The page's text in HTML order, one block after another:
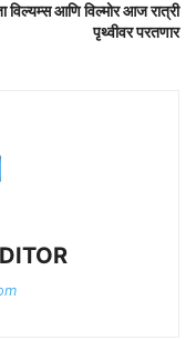
विल्यम्स आणि विल्मोर आज रात्री
पृथ्वीवर परतणार